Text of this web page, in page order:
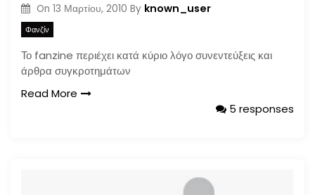
On 13 Μαρτίου, 2010 By known_user
Φανζίν
Το fanzine περιέχει κατά κύριο λόγο συνεντεύξεις και
άρθρα συγκροτημάτων
Read More
5 responses